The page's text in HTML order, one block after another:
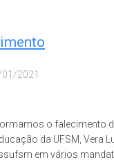
2021
o falecimento
da UFSM, Vera
em vários